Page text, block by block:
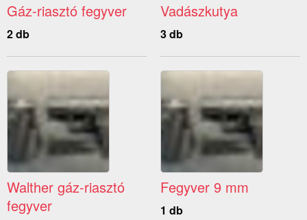
Gáz-riasztó fegyver
2 db
Vadászkutya
3 db
Walther gáz-riasztó
fegyver
Fegyver 9 mm
1 db